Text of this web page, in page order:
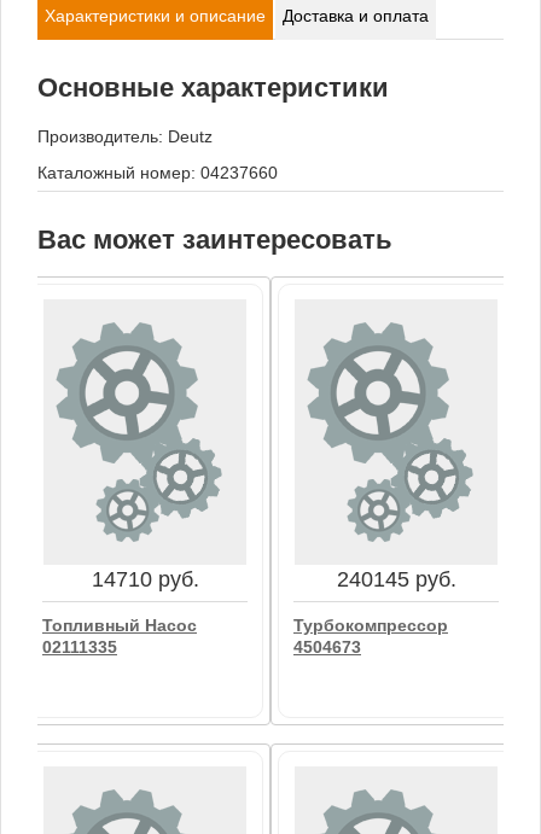
Характеристики и описание Доставка и оплата
Основные характеристики
Производитель: Deutz
Каталожный номер: 04237660
Вас может заинтересовать
14710 руб.
Топливный Насос
02111335
240145 руб.
Турбокомпрессор
4504673